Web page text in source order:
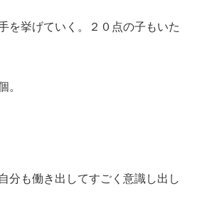
を挙げていく。２０点の子もいた
。
分も働き出してすごく意識し出し